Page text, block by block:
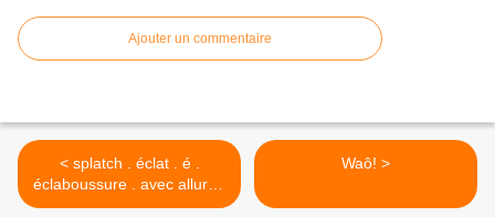
Ajouter un commentaire
< splatch . éclat . é .
éclaboussure . avec allure /
à toute allure . en plein
Waô! >